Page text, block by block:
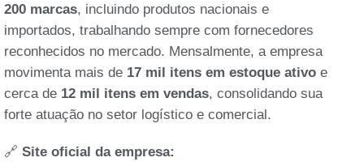
200 marcas, incluindo produtos nacionais e
importados, trabalhando sempre com fornecedores
reconhecidos no mercado. Mensalmente, a empresa
movimenta mais de 17 mil itens em estoque ativo e
cerca de 12 mil itens em vendas, consolidando sua
forte atuação no setor logístico e comercial.
🔗 Site oficial da empresa: